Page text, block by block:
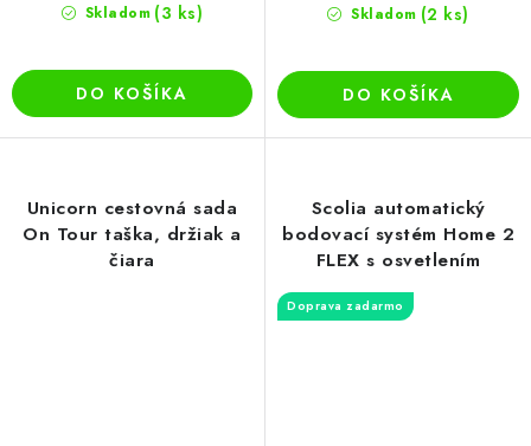
Skladom (3 ks)
DO KOŠÍKA
Skladom (2 ks)
DO KOŠÍKA
Unicorn cestovná sada
On Tour taška, držiak a
čiara
Scolia automatický
bodovací systém Home 2
FLEX s osvetlením
Doprava zadarmo